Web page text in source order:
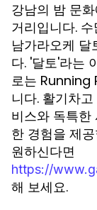
강남의 밤 문
거리입니다.
남가라오케 달
다. '달토'라는
로는 Running
니다. 활기차
비스와 독특한
한 경험을 제
원하신다면
https://
해 보세요.